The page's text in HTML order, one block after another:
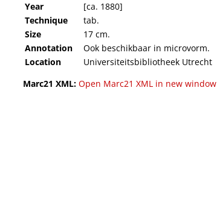
Year
[ca. 1880]
Technique
tab.
Size
17 cm.
Annotation
Ook beschikbaar in microvorm.
Location
Universiteitsbibliotheek Utrecht
Marc21 XML: Open Marc21 XML in new window